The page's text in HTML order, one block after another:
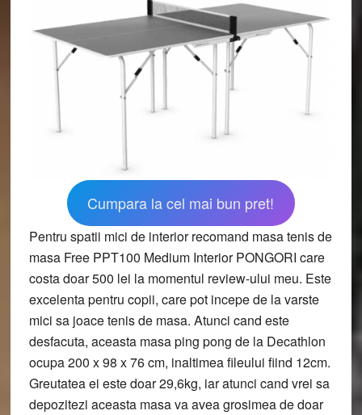
Cumpara la cel mai bun pret!
Pentru spatii mici de interior recomand masa tenis de
masa Free PPT100 Medium Interior PONGORI care
costa doar 500 lei la momentul review-ului meu. Este
excelenta pentru copii, care pot incepe de la varste
mici sa joace tenis de masa. Atunci cand este
desfacuta, aceasta masa ping pong de la Decathlon
ocupa 200 x 98 x 76 cm, inaltimea fileului fiind 12cm.
Greutatea ei este doar 29,6kg, iar atunci cand vrei sa
depozitezi aceasta masa va avea grosimea de doar